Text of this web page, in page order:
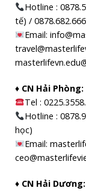
Hotline :
tế) /
Email:
♦ CN Hải Phòng:
Tel :
Hotline :
học)
Email:
♦ CN Hải Dương: